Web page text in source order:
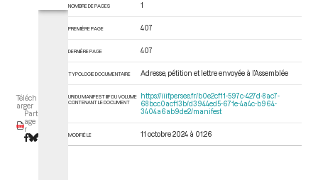
Téléch
arger
Part
age
r
s
M
NOMBRE DE PAGES 1
PREMIÈRE PAGE 407
DERNIÈRE PAGE 407
TYPOLOGIE DOCUMENTAIRE Adresse, pétition et lettre envoyée à l’Assemblée
URI DU MANIFEST IIIF DU VOLUME
CONTENANT LE DOCUMENT
https://iiif.persee.fr/b0e2cf11-597c-427d-8ac7-
68bcc0acf13b/d3944ed5-671e-4a4c-b964-
3404a6ab9de2/manifest
MODIFIÉ LE 11 octobre 2024 à 01:26